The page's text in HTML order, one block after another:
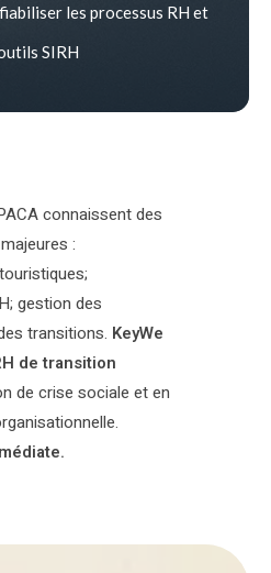
les processus RH et
SIRH
connaissent des
:
gestion des
transitions. KeyWe
de transition
de crise sociale et en